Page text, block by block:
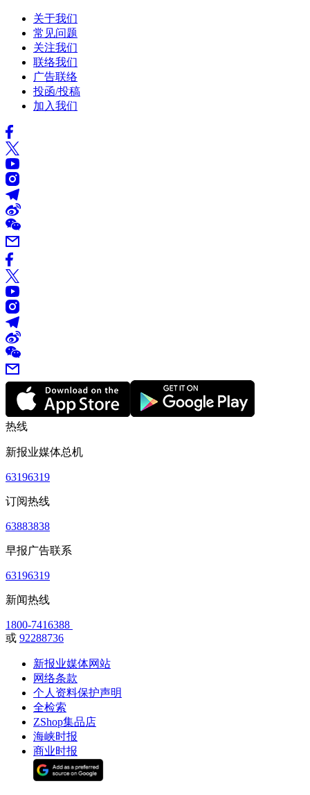
关于我们
常见问题
关注我们
联络我们
广告联络
投函/投稿
加入我们
热线
新报业媒体总机
63196319
订阅热线
63883838
早报广告联系
63196319
新闻热线
1800-7416388
或 92288736
新报业媒体网站
网络条款
个人资料保护声明
全检索
ZShop集品店
海峡时报
商业时报